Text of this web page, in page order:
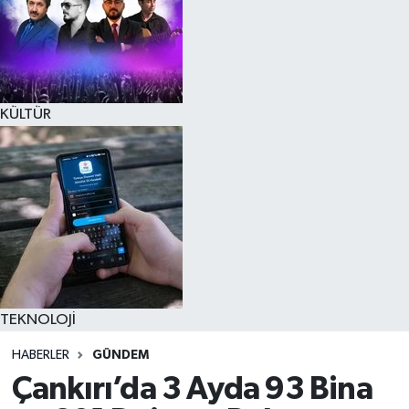
KÜLTÜR
TEKNOLOJİ
HABERLER GÜNDEM
Çankırı’da 3 Ayda 93 Bina